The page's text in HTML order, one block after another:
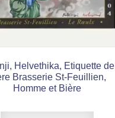
Helvethika, Etiquette de
Brasserie St-Feuillien,
Homme et Bière